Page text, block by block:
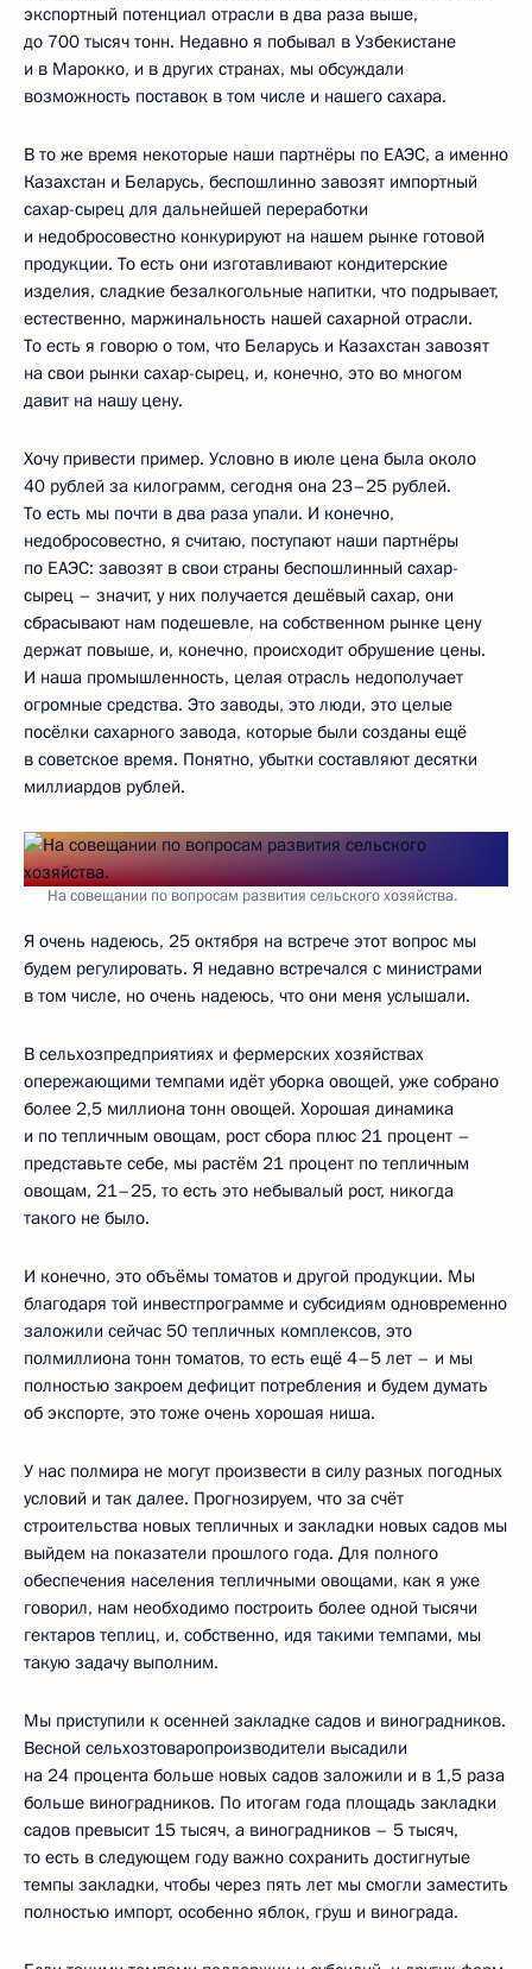
экспортный потенциал отрасли в два раза выше,
до 700 тысяч тонн. Недавно я побывал в Узбекистане
и в Марокко, и в других странах, мы обсуждали
возможность поставок в том числе и нашего сахара.
В то же время некоторые наши партнёры по ЕАЭС, а именно
Казахстан и Беларусь, беспошлинно завозят импортный
сахар-сырец для дальнейшей переработки
и недобросовестно конкурируют на нашем рынке готовой
продукции. То есть они изготавливают кондитерские
изделия, сладкие безалкогольные напитки, что подрывает,
естественно, маржинальность нашей сахарной отрасли.
То есть я говорю о том, что Беларусь и Казахстан завозят
на свои рынки сахар-сырец, и, конечно, это во многом
давит на нашу цену.
Хочу привести пример. Условно в июле цена была около
40 рублей за килограмм, сегодня она 23–25 рублей.
То есть мы почти в два раза упали. И конечно,
недобросовестно, я считаю, поступают наши партнёры
по ЕАЭС: завозят в свои страны беспошлинный сахар-
сырец – значит, у них получается дешёвый сахар, они
сбрасывают нам подешевле, на собственном рынке цену
держат повыше, и, конечно, происходит обрушение цены.
И наша промышленность, целая отрасль недополучает
огромные средства. Это заводы, это люди, это целые
посёлки сахарного завода, которые были созданы ещё
в советское время. Понятно, убытки составляют десятки
миллиардов рублей.
На совещании по вопросам развития сельского хозяйства.
Я очень надеюсь, 25 октября на встрече этот вопрос мы
будем регулировать. Я недавно встречался с министрами
в том числе, но очень надеюсь, что они меня услышали.
В сельхозпредприятиях и фермерских хозяйствах
опережающими темпами идёт уборка овощей, уже собрано
более 2,5 миллиона тонн овощей. Хорошая динамика
и по тепличным овощам, рост сбора плюс 21 процент –
представьте себе, мы растём 21 процент по тепличным
овощам, 21–25, то есть это небывалый рост, никогда
такого не было.
И конечно, это объёмы томатов и другой продукции. Мы
благодаря той инвестпрограмме и субсидиям одновременно
заложили сейчас 50 тепличных комплексов, это
полмиллиона тонн томатов, то есть ещё 4–5 лет – и мы
полностью закроем дефицит потребления и будем думать
об экспорте, это тоже очень хорошая ниша.
У нас полмира не могут произвести в силу разных погодных
условий и так далее. Прогнозируем, что за счёт
строительства новых тепличных и закладки новых садов мы
выйдем на показатели прошлого года. Для полного
обеспечения населения тепличными овощами, как я уже
говорил, нам необходимо построить более одной тысячи
гектаров теплиц, и, собственно, идя такими темпами, мы
такую задачу выполним.
Мы приступили к осенней закладке садов и виноградников.
Весной сельхозтоваропроизводители высадили
на 24 процента больше новых садов заложили и в 1,5 раза
больше виноградников. По итогам года площадь закладки
садов превысит 15 тысяч, а виноградников – 5 тысяч,
то есть в следующем году важно сохранить достигнутые
темпы закладки, чтобы через пять лет мы смогли заместить
полностью импорт, особенно яблок, груш и винограда.